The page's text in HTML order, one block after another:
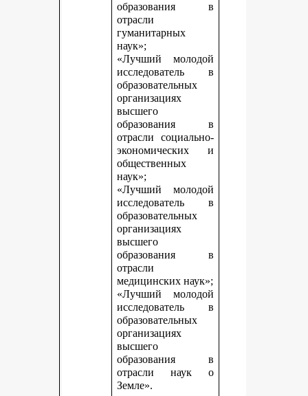
образования в
отрасли
гуманитарных
наук»;
«Лучший молодой
исследователь в
образовательных
организациях
высшего
образования в
отрасли социально-
экономических и
общественных
наук»;
«Лучший молодой
исследователь в
образовательных
организациях
высшего
образования в
отрасли
медицинских наук»;
«Лучший молодой
исследователь в
образовательных
организациях
высшего
образования в
отрасли наук о
Земле».